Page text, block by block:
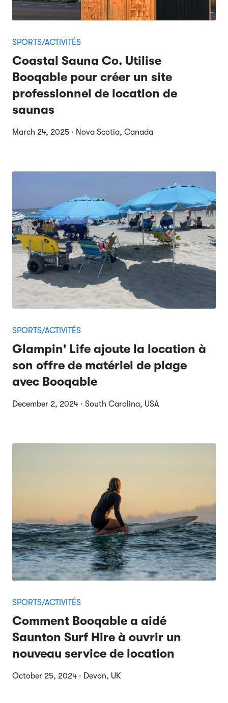
SPORTS/ACTIVITÉS
Coastal Sauna Co. Utilise
Booqable pour créer un site
professionnel de location de
saunas
March 24, 2025 · Nova Scotia, Canada
SPORTS/ACTIVITÉS
Glampin' Life ajoute la location à
son offre de matériel de plage
avec Booqable
December 2, 2024 · South Carolina, USA
SPORTS/ACTIVITÉS
Comment Booqable a aidé
Saunton Surf Hire à ouvrir un
nouveau service de location
October 25, 2024 · Devon, UK